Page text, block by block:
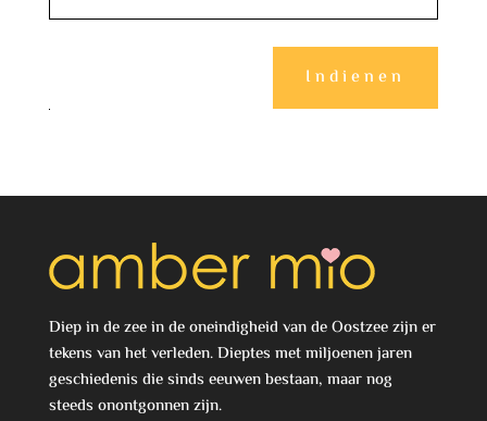
Indienen
Diep in de zee in de oneindigheid van de Oostzee zijn er
tekens van het verleden. Dieptes met miljoenen jaren
geschiedenis die sinds eeuwen bestaan, maar nog
steeds onontgonnen zijn.